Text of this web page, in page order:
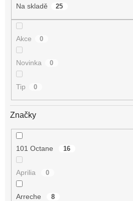
Na skladě 25
Akce 0
Novinka 0
Tip 0
Značky
101 Octane 16
Aprilia 0
Arreche 8